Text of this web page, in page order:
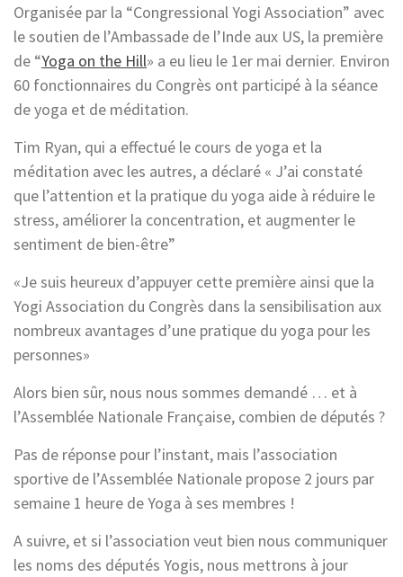
Organisée par la “Congressional Yogi Association” avec
le soutien de l’Ambassade de l’Inde aux US, la première
de “Yoga on the Hill» a eu lieu le 1er mai dernier. Environ
60 fonctionnaires du Congrès ont participé à la séance
de yoga et de méditation.
Tim Ryan, qui a effectué le cours de yoga et la
méditation avec les autres, a déclaré « J’ai constaté
que l’attention et la pratique du yoga aide à réduire le
stress, améliorer la concentration, et augmenter le
sentiment de bien-être”
«Je suis heureux d’appuyer cette première ainsi que la
Yogi Association du Congrès dans la sensibilisation aux
nombreux avantages d’une pratique du yoga pour les
personnes»
Alors bien sûr, nous nous sommes demandé … et à
l’Assemblée Nationale Française, combien de députés ?
Pas de réponse pour l’instant, mais l’association
sportive de l’Assemblée Nationale propose 2 jours par
semaine 1 heure de Yoga à ses membres !
A suivre, et si l’association veut bien nous communiquer
les noms des députés Yogis, nous mettrons à jour